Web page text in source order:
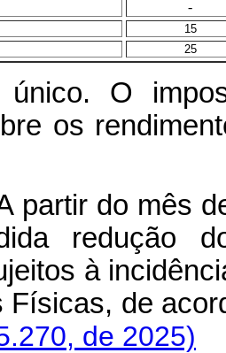
-
15
25
único. O
os
partir do mês
redução
à
Físicas, de
de 2025)